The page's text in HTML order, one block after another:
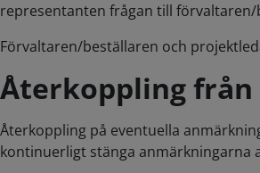
representanten frågan till förvaltaren/
Förvaltaren/beställaren och
Återkoppling från
Återkoppling på eventuella
kontinuerligt stänga anmärkningarna